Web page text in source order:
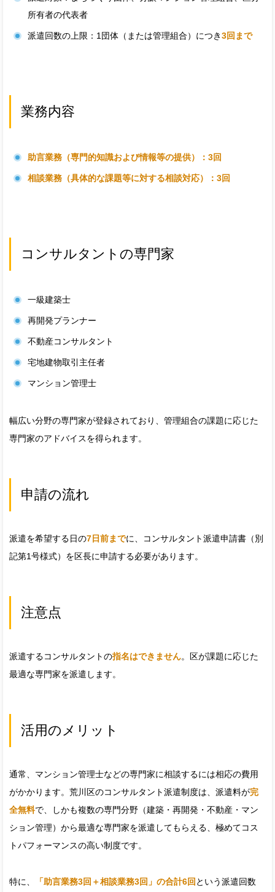
所有者の代表者
派遣回数の上限：1団体（または管理組合）につき3回まで
業務内容
助言業務（専門的知識および情報等の提供）：3回
相談業務（具体的な課題等に対する相談対応）：3回
コンサルタントの専門家
一級建築士
再開発プランナー
不動産コンサルタント
宅地建物取引主任者
マンション管理士
幅広い分野の専門家が登録されており、管理組合の課題に応じた
専門家のアドバイスを得られます。
申請の流れ
派遣を希望する日の7日前までに、コンサルタント派遣申請書（別
記第1号様式）を区長に申請する必要があります。
注意点
派遣するコンサルタントの指名はできません。区が課題に応じた
最適な専門家を派遣します。
活用のメリット
通常、マンション管理士などの専門家に相談するには相応の費用
がかかります。荒川区のコンサルタント派遣制度は、派遣料が完
全無料で、しかも複数の専門分野（建築・再開発・不動産・マン
ション管理）から最適な専門家を派遣してもらえる、極めてコス
トパフォーマンスの高い制度です。
特に、 「助言業務3回＋相談業務3回」の合計6回 という派遣回数